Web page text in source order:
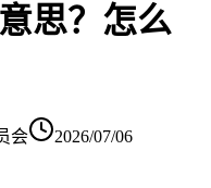
思？怎么
会
2026/07/06